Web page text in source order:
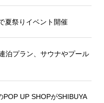
夏祭りイベント開催
泊プラン、サウナやプール
UP SHOPがSHIBUYA